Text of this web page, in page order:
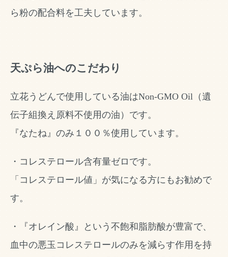
ら粉の配合料を工夫しています。
天ぷら油へのこだわり
立花うどんで使用している油はNon-GMO Oil（遺
伝子組換え原料不使用の油）です。
『なたね』のみ１００％使用しています。
・コレステロール含有量ゼロです。
「コレステロール値」が気になる方にもお勧めで
す。
・『オレイン酸』という不飽和脂肪酸が豊富で、
血中の悪玉コレステロールのみを減らす作用を持